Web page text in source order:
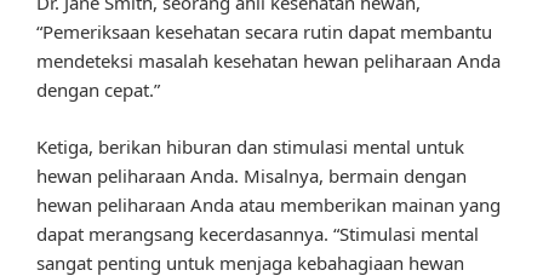
“Pemeriksaan kesehatan secara rutin dapat membantu
mendeteksi masalah kesehatan hewan peliharaan Anda
dengan cepat.”
Ketiga, berikan hiburan dan stimulasi mental untuk
hewan peliharaan Anda. Misalnya, bermain dengan
hewan peliharaan Anda atau memberikan mainan yang
dapat merangsang kecerdasannya. “Stimulasi mental
sangat penting untuk menjaga kebahagiaan hewan